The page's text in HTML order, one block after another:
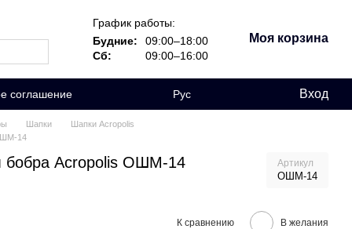
График работы:
Будние:
09:00–18:00
Сб:
09:00–16:00
Моя корзина
соглашение Рус Вход
Шапки
Шапки Acropolis
14
бобра Acropolis ОШМ-14 Артикул
ОШМ-14
К сравнению В желания